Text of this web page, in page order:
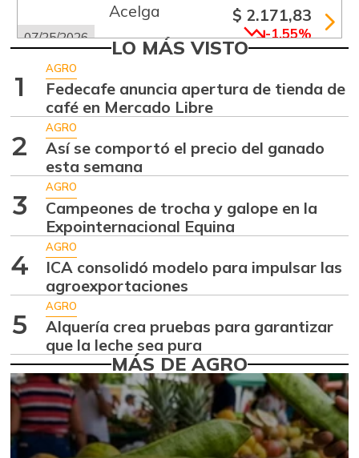
Acelga
07/25/2026
$ 2.171,83
-1,55%
Aguacate común
07/25/2026 +6,24%
Aguacate hass
07/25/2026
$ 7.289,10
-2,98%
Aguacate
07/25/2026
$ 8.366,30
-1,18%
Ahuyama
07/25/2026 -0,51%
Ahuyamín
07/25/2026
$ 1.672,87
Ajo
07/25/2026
$ 6.102,86
-2,18%
Ají dulce
01/17/2015
$ 2.880,14
+4,83%
Ají topito dulce
LO MÁS VISTO
1
AGRO
Fedecafe anuncia apertura de tienda de
café en Mercado Libre
2
AGRO
Así se comportó el precio del ganado
esta semana
3
AGRO
Campeones de trocha y galope en la
Expointernacional Equina
4
AGRO
ICA consolidó modelo para impulsar las
agroexportaciones
5
AGRO
Alquería crea pruebas para garantizar
que la leche sea pura
MÁS DE AGRO